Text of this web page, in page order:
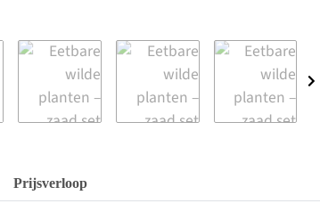
Prijsverloop